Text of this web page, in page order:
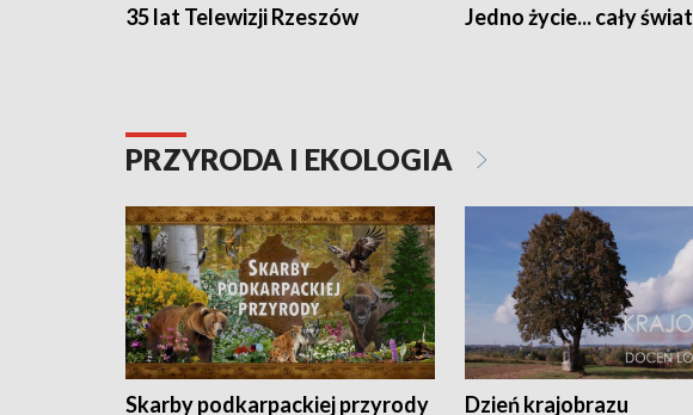
35 lat Telewizji Rzeszów Jedno życie... cały świat
PRZYRODA I EKOLOGIA
Skarby podkarpackiej przyrody Dzień krajobrazu